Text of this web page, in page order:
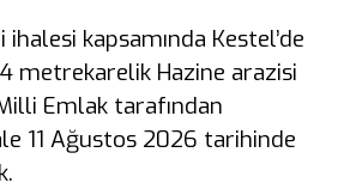
ihalesi kapsamında Kestel’de
metrekarelik Hazine arazisi
Emlak tarafından
11 Ağustos 2026 tarihinde